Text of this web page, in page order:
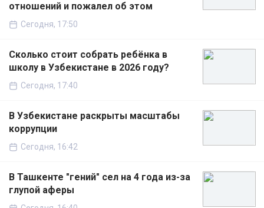
отношений и пожалел об этом
Сегодня, 17:50
Сколько стоит собрать ребёнка в
школу в Узбекистане в 2026 году?
Сегодня, 17:40
В Узбекистане раскрыты масштабы
коррупции
Сегодня, 16:42
В Ташкенте "гений" сел на 4 года из-за
глупой аферы